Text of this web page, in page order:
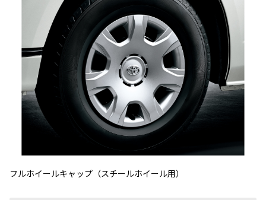
フルホイールキャップ（スチールホイール用）